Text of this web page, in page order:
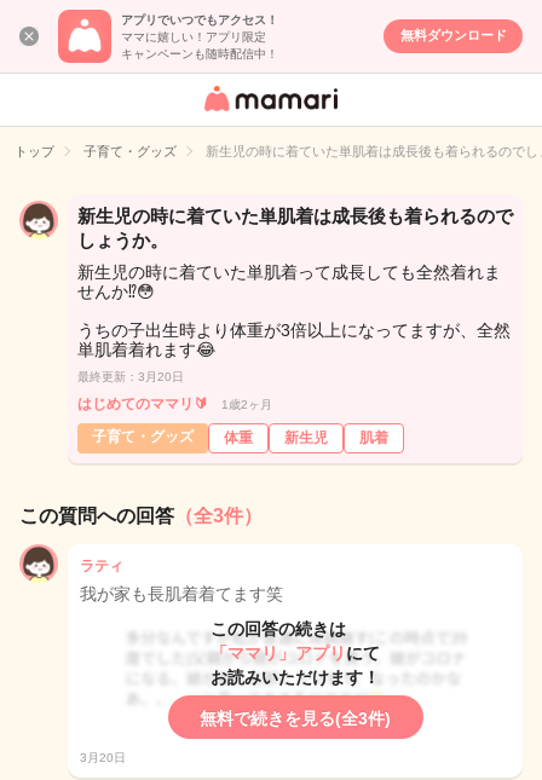
アプリでいつでもアクセス！
ママに嬉しい！アプリ限定
キャンペーンも随時配信中！
無料ダウンロード
女性専用匿名QA
イト
トップ 子育て・グッズ 新生児の時に着ていた単肌着は成長後も着られるのでし
新生児の時に着ていた単肌着は成長後も着られるので
しょうか。
新生児の時に着ていた単肌着って成長しても全然着れま
せんか⁉️😳
うちの子出生時より体重が3倍以上になってますが、全然
単肌着着れます😂
最終更新：3月20日
はじめてのママリ🔰 1歳2ヶ月
子育て・グッズ 体重 新生児 肌着
この質問への回答 （全3件）
ラティ
我が家も長肌着着てます笑
この回答の続きは
「ママリ」アプリ にて
お読みいただけます！
無料で続きを見る(全3件)
3月20日